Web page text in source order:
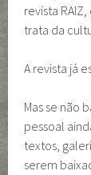
revista
trata da
A revista já
Mas se não
pessoal
textos,
serem